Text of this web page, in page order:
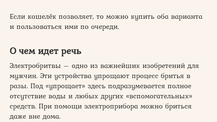
Если кошелёк позволяет, то можно купить оба варианта
и пользоваться ими по очереди.
О чем идет речь
Электробритвы – одно из важнейших изобретений для
мужчин. Эти устройства упрощают процесс бритья в
разы. Под «упрощает» здесь подразумевается полное
отсутствие воды и любых других «вспомогательных»
средств. При помощи электроприбора можно бриться
даже вне дома.